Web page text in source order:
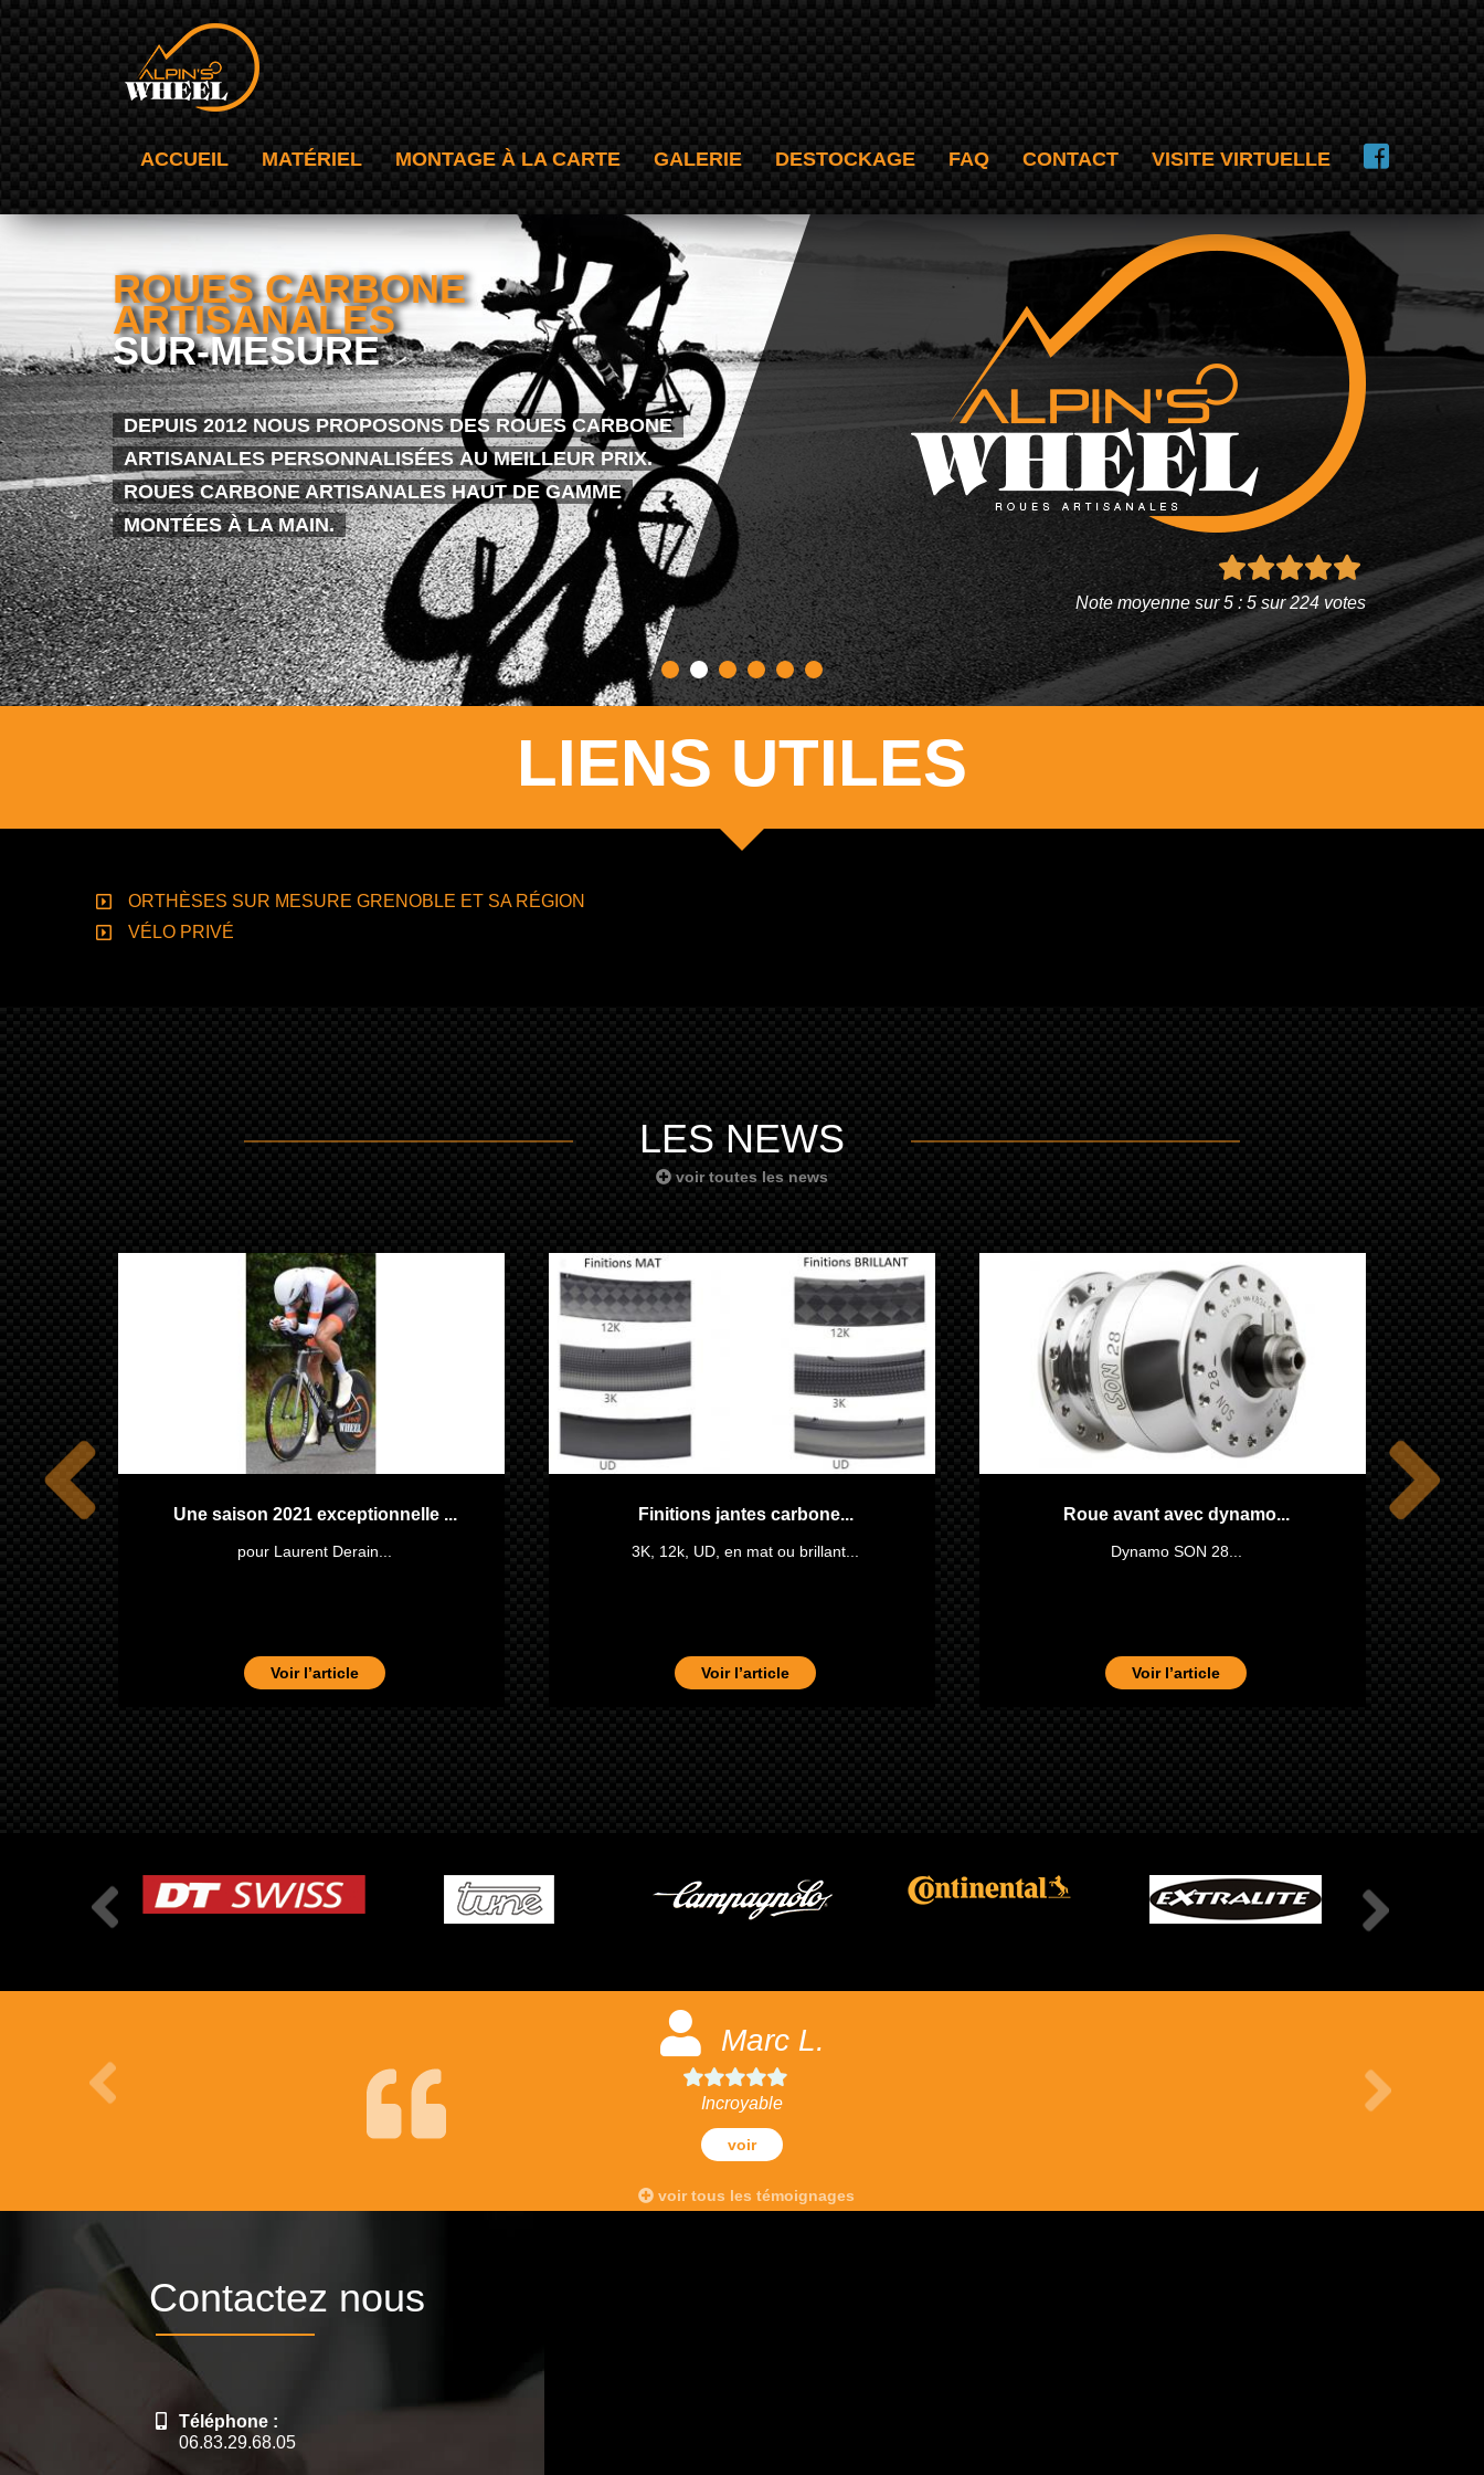
ACCUEIL MATÉRIEL MONTAGE À LA CARTE GALERIE DESTOCKAGE FAQ CONTACT VISITE VIRTUELLE
ROUES CARBONE
ARTISANALES
SUR-MESURE
DEPUIS 2012 NOUS PROPOSONS DES ROUES CARBONE
ARTISANALES PERSONNALISÉES AU MEILLEUR PRIX.
ROUES CARBONE ARTISANALES HAUT DE GAMME
MONTÉES À LA MAIN.
Note moyenne sur 5 : 5 sur 224 votes
LIENS UTILES
ORTHÈSES SUR MESURE GRENOBLE ET SA RÉGION
VÉLO PRIVÉ
LES NEWS
voir toutes les news
Une saison 2021 exceptionnelle ...
pour Laurent Derain...
Voir l’article
Finitions jantes carbone...
3K, 12k, UD, en mat ou brillant...
Voir l’article
Roue avant avec dynamo...
Dynamo SON 28...
Voir l’article
Marc L.
Incroyable
voir
voir tous les témoignages
Contactez nous
Téléphone :
06.83.29.68.05